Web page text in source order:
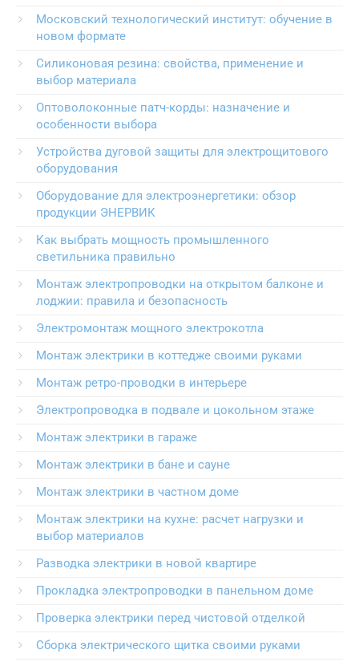
Московский технологический институт: обучение в
новом формате
Силиконовая резина: свойства, применение и
выбор материала
Оптоволоконные патч-корды: назначение и
особенности выбора
Устройства дуговой защиты для электрощитового
оборудования
Оборудование для электроэнергетики: обзор
продукции ЭНЕРВИК
Как выбрать мощность промышленного
светильника правильно
Монтаж электропроводки на открытом балконе и
лоджии: правила и безопасность
Электромонтаж мощного электрокотла
Монтаж электрики в коттедже своими руками
Монтаж ретро-проводки в интерьере
Электропроводка в подвале и цокольном этаже
Монтаж электрики в гараже
Монтаж электрики в бане и сауне
Монтаж электрики в частном доме
Монтаж электрики на кухне: расчет нагрузки и
выбор материалов
Разводка электрики в новой квартире
Прокладка электропроводки в панельном доме
Проверка электрики перед чистовой отделкой
Сборка электрического щитка своими руками